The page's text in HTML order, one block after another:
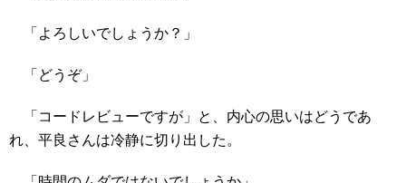
「よろしいでしょうか？」
「どうぞ」
「コードレビューですが」と、内心の思いはどうであ
れ、平良さんは冷静に切り出した。